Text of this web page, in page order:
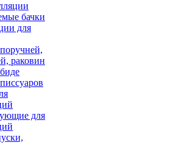
бачки
для
раковин
для